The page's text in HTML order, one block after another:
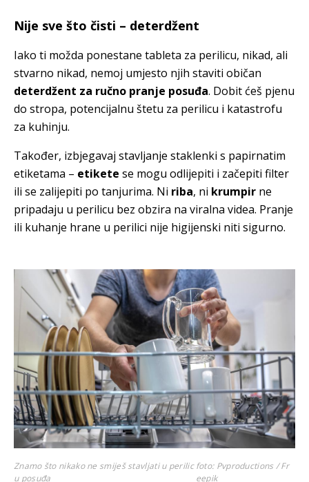
Nije sve što čisti – deterdžent
Iako ti možda ponestane tableta za perilicu, nikad, ali
stvarno nikad, nemoj umjesto njih staviti običan
deterdžent za ručno pranje posuđa. Dobit ćeš pjenu
do stropa, potencijalnu štetu za perilicu i katastrofu
za kuhinju.
Također, izbjegavaj stavljanje staklenki s papirnatim
etiketama – etikete se mogu odlijepiti i začepiti filter
ili se zalijepiti po tanjurima. Ni riba, ni krumpir ne
pripadaju u perilicu bez obzira na viralna videa. Pranje
ili kuhanje hrane u perilici nije higijenski niti sigurno.
Znamo što nikako ne smiješ stavljati u perilic
u posuđa
foto: Pvproductions / Fr
eepik